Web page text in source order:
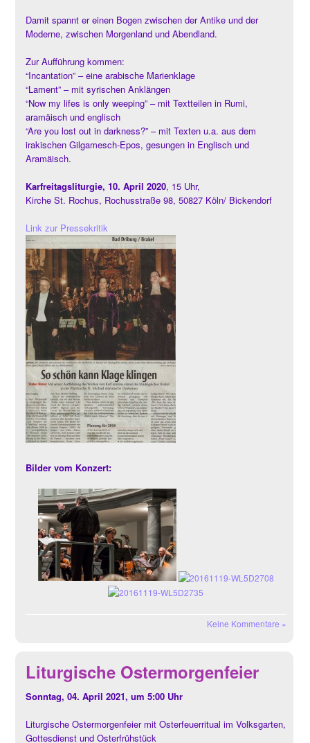
Damit spannt er einen Bogen zwischen der Antike und der
Moderne, zwischen Morgenland und Abendland.
Zur Aufführung kommen:
“Incantation” – eine arabische Marienklage
“Lament” – mit syrischen Anklängen
“Now my lifes is only weeping” – mit Textteilen in Rumi,
aramäisch und englisch
“Are you lost out in darkness?” – mit Texten u.a. aus dem
irakischen Gilgamesch-Epos, gesungen in Englisch und
Aramäisch.
Karfreitagsliturgie, 10. April 2020, 15 Uhr,
Kirche St. Rochus, Rochusstraße 98, 50827 Köln/ Bickendorf
Link zur Pressekritik
Bilder vom Konzert:
Keine Kommentare »
Liturgische Ostermorgenfeier
Sonntag, 04. April 2021, um 5:00 Uhr
Liturgische Ostermorgenfeier mit Osterfeuerritual im Volksgarten,
Gottesdienst und Osterfrühstück